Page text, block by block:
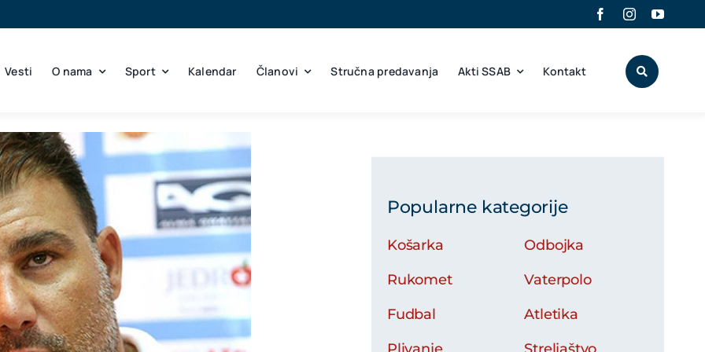
Vesti O nama Sport Kalendar Članovi Stručna predavanja Akti SSAB Kontakt
Popularne kategorije
Košarka
Rukomet
Fudbal
Odbojka
Vaterpolo
Atletika